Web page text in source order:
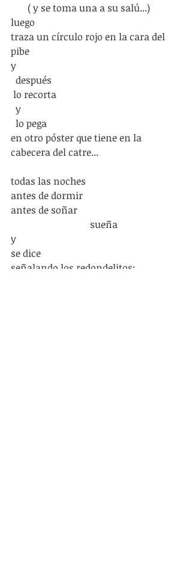
       ( y se toma una a su salú...)
luego
traza un círculo rojo en la cara del
pibe
y
  después
lo recorta
  y
  lo pega
en otro póster que tiene en la
cabecera del catre...
todas las noches
antes de dormir
antes de soñar
                                 sueña
y
se dice
señalando los redondelitos: